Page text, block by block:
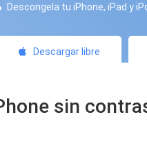
Descongela tu iPhone, iPad y
Descargar libre
sin